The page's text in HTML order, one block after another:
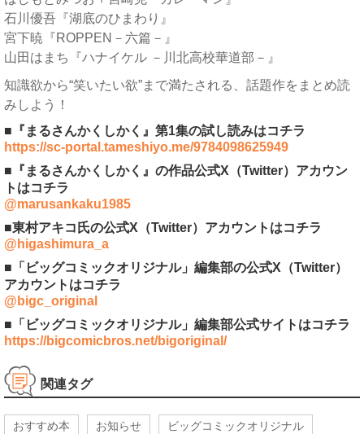
石川優吾『湖底のひまわり』
宮下暁『ROPPEN－六篇－』
山田はまち『ハナイケル －川北高校華道部－』
知識欲から“笑いたい欲”まで満たされる、話題作をまとめ読
みしよう！
■『まるさんかくしかく』第1集の試し読みはコチラ
https://sc-portal.tameshiyo.me/9784098625949
■『まるさんかくしかく』の作品公式X（Twitter）アカウン
トはコチラ
@marusankaku1985
■東村アキコ氏の公式X（Twitter）アカウントはコチラ
@higashimura_a
■「ビッグコミックオリジナル」編集部の公式X（Twitter）
アカウントはコチラ
@bigc_original
■「ビッグコミックオリジナル」編集部公式サイトはコチラ
https://bigcomicbros.net/bigoriginal/
関連タグ
おすすめ本 お知らせ ビッグコミックオリジナル